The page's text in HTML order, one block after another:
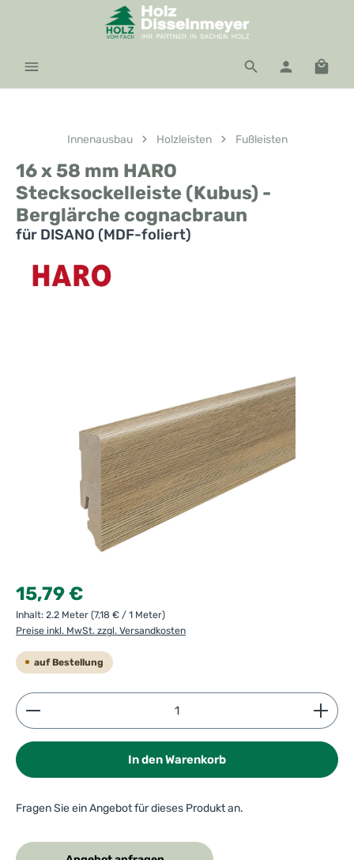
Zum Hauptinhalt springen
Innenausbau Holzleisten Fußleisten
16 x 58 mm HARO
Stecksockelleiste (Kubus) -
Berglärche cognacbraun
für DISANO (MDF-foliert)
Regulärer Preis:
15,79 €
Inhalt: 2.2 Meter (7,18 € / 1 Meter)
Preise inkl. MwSt. zzgl. Versandkosten
auf Bestellung
Produkt Anzahl: Gib den gewünschten Wert ein
In den Warenkorb
Fragen Sie ein Angebot für dieses Produkt an.